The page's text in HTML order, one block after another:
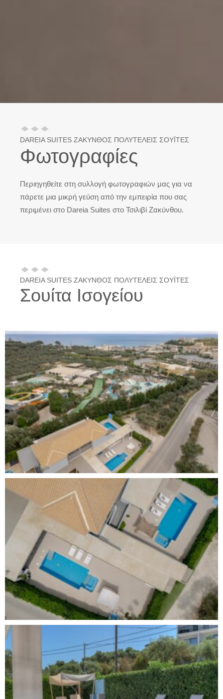
DAREIA SUITES ΖΑΚΥΝΘΟΣ ΠΟΛΥΤΕΛΕΙΣ ΣΟΥΪΤΕΣ
Φωτογραφίες
Περιηγηθείτε στη συλλογή φωτογραφιών μας για να
πάρετε μια μικρή γεύση από την εμπειρία που σας
περιμένει στο Dareia Suites στο Τσιλιβί Ζακύνθου.
DAREIA SUITES ΖΑΚΥΝΘΟΣ ΠΟΛΥΤΕΛΕΙΣ ΣΟΥΪΤΕΣ
Σουίτα Ισογείου